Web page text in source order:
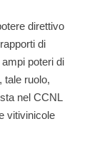
direttivo
di
poteri di
tale ruolo,
nel CCNL
vitivinicole